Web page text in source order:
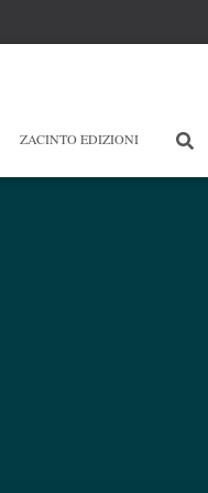
ZACINTO EDIZIONI